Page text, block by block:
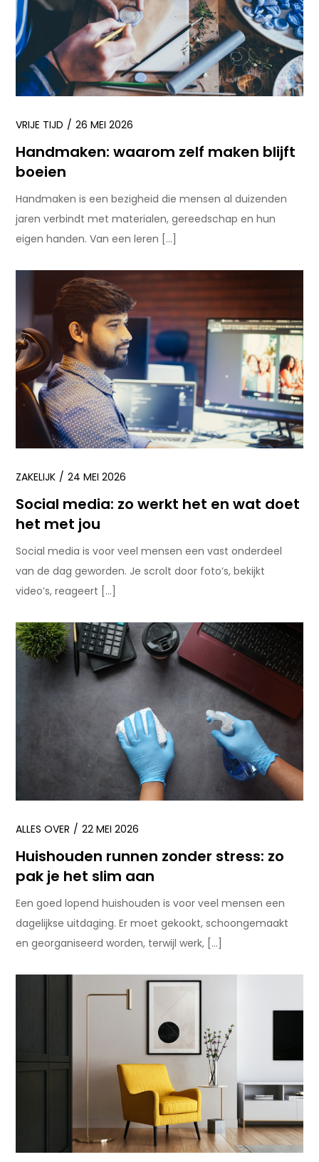
VRIJE TIJD 26 MEI 2026
Handmaken: waarom zelf maken blijft
boeien
Handmaken is een bezigheid die mensen al duizenden
jaren verbindt met materialen, gereedschap en hun
eigen handen. Van een leren […]
ZAKELIJK 24 MEI 2026
Social media: zo werkt het en wat doet
het met jou
Social media is voor veel mensen een vast onderdeel
van de dag geworden. Je scrolt door foto’s, bekijkt
video’s, reageert […]
ALLES OVER 22 MEI 2026
Huishouden runnen zonder stress: zo
pak je het slim aan
Een goed lopend huishouden is voor veel mensen een
dagelijkse uitdaging. Er moet gekookt, schoongemaakt
en georganiseerd worden, terwijl werk, […]